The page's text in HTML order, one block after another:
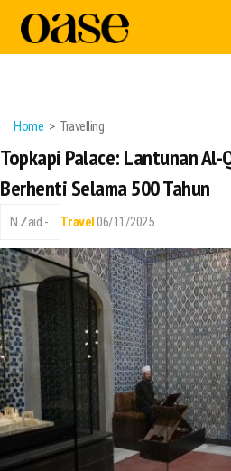
Home Travelling
Topkapi Palace: Lantunan Al-
Berhenti Selama 500 Tahun
N Zaid - Travel06/11/2025